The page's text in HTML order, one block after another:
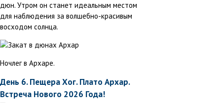
дюн. Утром он станет идеальным местом
для наблюдения за волшебно-красивым
восходом солнца.
Ночлег в Архаре.
День 6. Пещера Хог. Плато Архар.
Встреча Нового 2026 Года!